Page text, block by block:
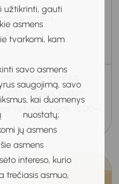
užtikrinti, gauti
asmens
tvarkomi, kam
savo asmens
saugojimą, savo
kai duomenys
nuostatų;
jų asmens
šie asmens
intereso, kurio
trečiasis asmuo,
centras, L.
visus norinčius
erdvėje. Kada?
Laikas: 13.00–